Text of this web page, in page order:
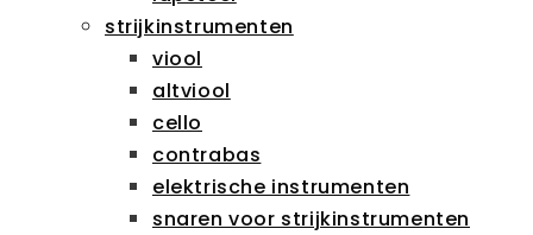
strijkinstrumenten
viool
altviool
cello
contrabas
elektrische instrumenten
snaren voor strijkinstrumenten